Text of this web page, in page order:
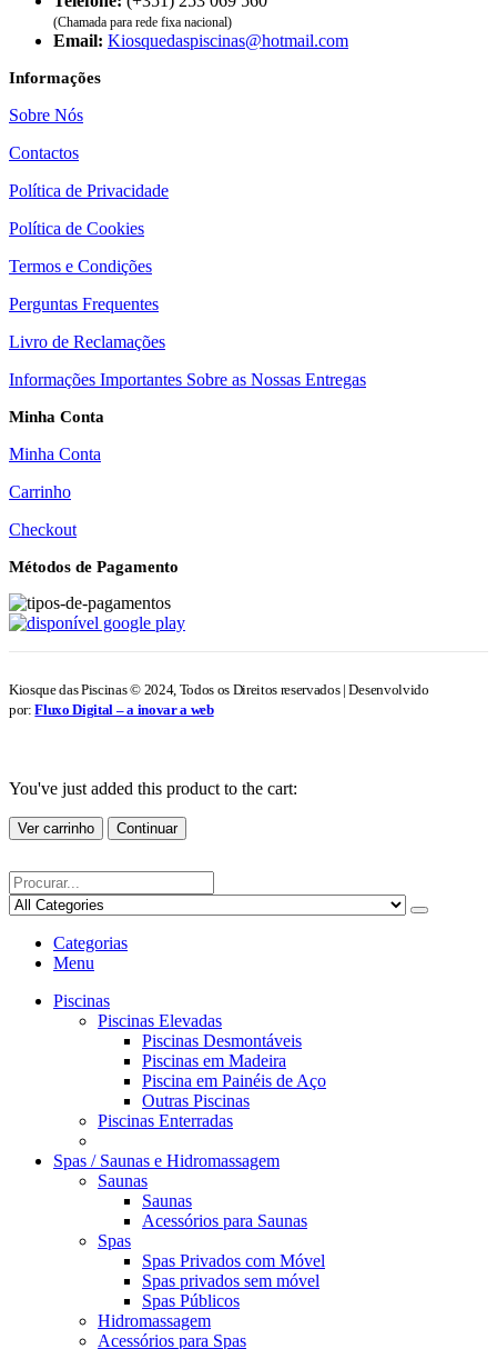
(Chamada para rede fixa nacional)
Email: Kiosquedaspiscinas@hotmail.com
Informações
Sobre Nós
Contactos
Política de Privacidade
Política de Cookies
Termos e Condições
Perguntas Frequentes
Livro de Reclamações
Informações Importantes Sobre as Nossas Entregas
Minha Conta
Minha Conta
Carrinho
Checkout
Métodos de Pagamento
Kiosque das Piscinas © 2024, Todos os Direitos reservados | Desenvolvido
por:Fluxo Digital – a inovar a web
You've just added this product to the cart:
Ver carrinho Continuar
Categorias
Menu
Piscinas
Piscinas Elevadas
Piscinas Desmontáveis
Piscinas em Madeira
Piscina em Painéis de Aço
Outras Piscinas
Piscinas Enterradas
Spas / Saunas e Hidromassagem
Saunas
Saunas
Acessórios para Saunas
Spas
Spas Privados com Móvel
Spas privados sem móvel
Spas Públicos
Hidromassagem
Acessórios para Spas